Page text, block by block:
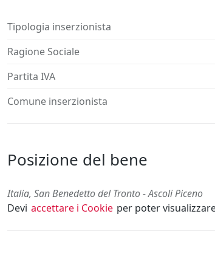
Tipologia inserzionista
Ragione Sociale
Partita IVA
Comune inserzionista
Posizione del bene
Italia, San Benedetto del Tronto - Ascoli Piceno
Devi accettare i Cookie per poter